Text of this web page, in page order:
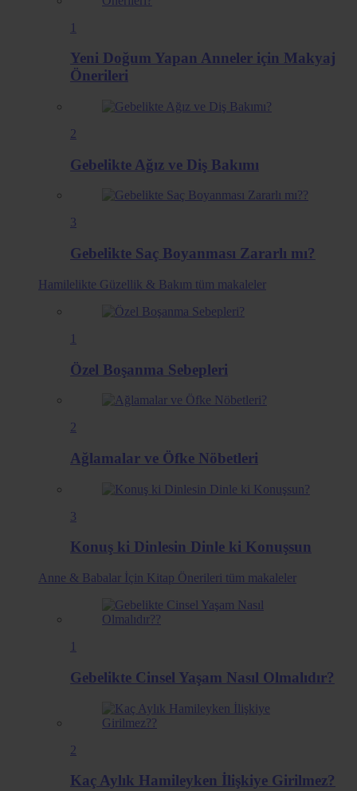
1
Yeni Doğum Yapan Anneler için Makyaj
Önerileri
2
Gebelikte Ağız ve Diş Bakımı
3
Gebelikte Saç Boyanması Zararlı mı?
Hamilelikte Güzellik & Bakım tüm makaleler
1
Özel Boşanma Sebepleri
2
Ağlamalar ve Öfke Nöbetleri
3
Konuş ki Dinlesin Dinle ki Konuşsun
Anne & Babalar İçin Kitap Önerileri tüm makaleler
1
Gebelikte Cinsel Yaşam Nasıl Olmalıdır?
2
Kaç Aylık Hamileyken İlişkiye Girilmez?